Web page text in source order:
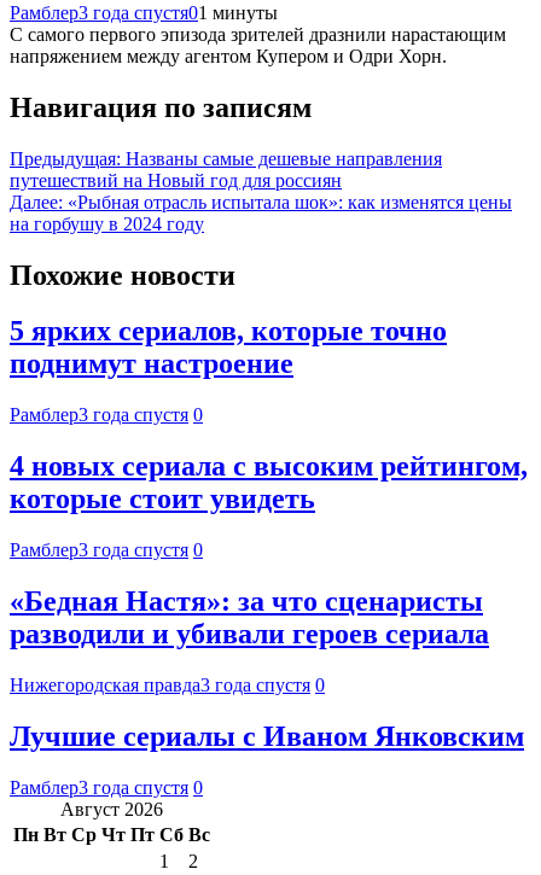
Рамблер3 года спустя01 минуты
С самого первого эпизода зрителей дразнили нарастающим
напряжением между агентом Купером и Одри Хорн.
Навигация по записям
Предыдущая: Названы самые дешевые направления
путешествий на Новый год для россиян
Далее: «Рыбная отрасль испытала шок»: как изменятся цены
на горбушу в 2024 году
Похожие новости
5 ярких сериалов, которые точно
поднимут настроение
Рамблер3 года спустя 0
4 новых сериала с высоким рейтингом,
которые стоит увидеть
Рамблер3 года спустя 0
«Бедная Настя»: за что сценаристы
разводили и убивали героев сериала
Нижегородская правда3 года спустя 0
Лучшие сериалы с Иваном Янковским
Рамблер3 года спустя 0
Август 2026
Пн Вт Ср Чт Пт Сб Вс
1
2